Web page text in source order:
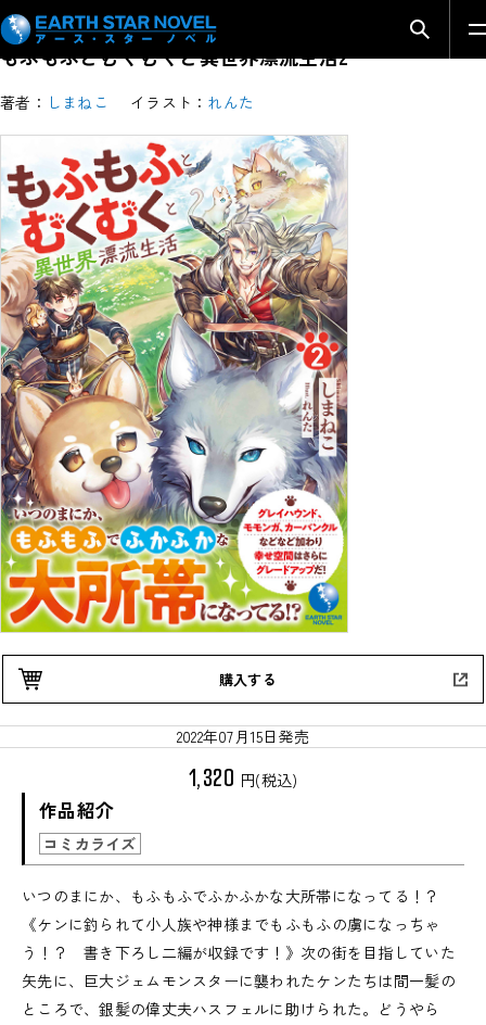
検索モ
もふもふとむくむくと異世界漂流生活2
著者： しまねこ イラスト： れんた
購入する
2022年07月15日発売
1,320 円(税込)
作品紹介
コミカライズ
いつのまにか、もふもふでふかふかな大所帯になってる！？
《ケンに釣られて小人族や神様までもふもふの虜になっちゃ
う！？ 書き下ろし二編が収録です！》次の街を目指していた
矢先に、巨大ジェムモンスターに襲われたケンたちは間一髪の
ところで、銀髪の偉丈夫ハスフェルに助けられた。どうやら